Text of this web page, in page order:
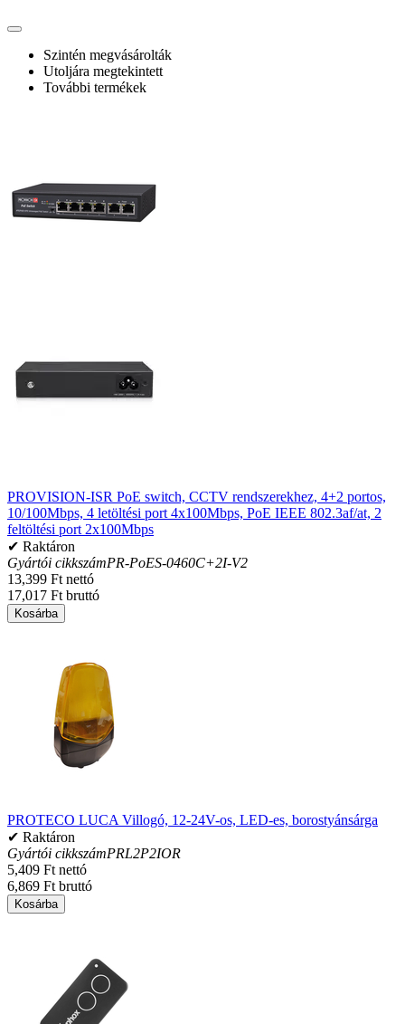
Szintén megvásárolták
Utoljára megtekintett
További termékek
PROVISION-ISR PoE switch, CCTV rendszerekhez, 4+2 portos,
10/100Mbps, 4 letöltési port 4x100Mbps, PoE IEEE 802.3af/at, 2
feltöltési port 2x100Mbps
✔ Raktáron
Gyártói cikkszámPR-PoES-0460C+2I-V2
13,399 Ft nettó
17,017 Ft bruttó
Kosárba
PROTECO LUCA Villogó, 12-24V-os, LED-es, borostyánsárga
✔ Raktáron
Gyártói cikkszámPRL2P2IOR
5,409 Ft nettó
6,869 Ft bruttó
Kosárba